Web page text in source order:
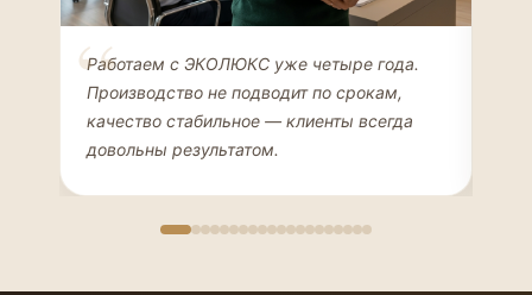
Елена Соколова
ДИЗАЙНЕР ИНТЕРЬЕРОВ
Работаем с ЭКОЛЮКС уже четыре года.
Производство не подводит по срокам,
качество стабильное — клиенты всегда
довольны результатом.